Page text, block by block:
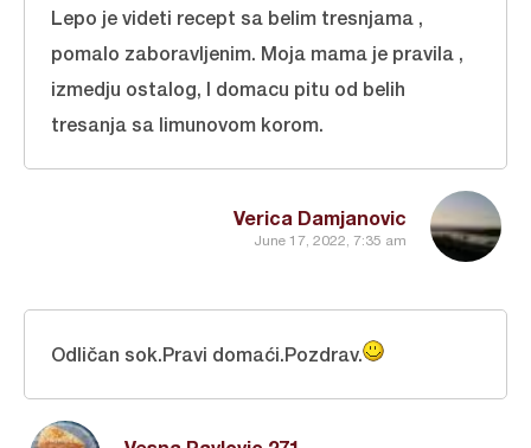
Verica Damjanovic
June 17, 2022, 7:35 am
Lepo je videti recept sa belim tresnjama ,
pomalo zaboravljenim. Moja mama je pravila ,
izmedju ostalog, I domacu pitu od belih
tresanja sa limunovom korom.
Odličan sok.Pravi domaći.Pozdrav.